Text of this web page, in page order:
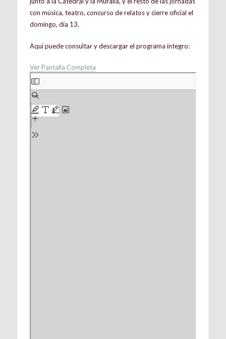
con música, teatro, concurso de relatos y cierre oficial el
domingo, día 13.
Aquí puede consultar y descargar el programa íntegro:
Ver Pantalla Completa
Saltar
al
contenido
del
PDF